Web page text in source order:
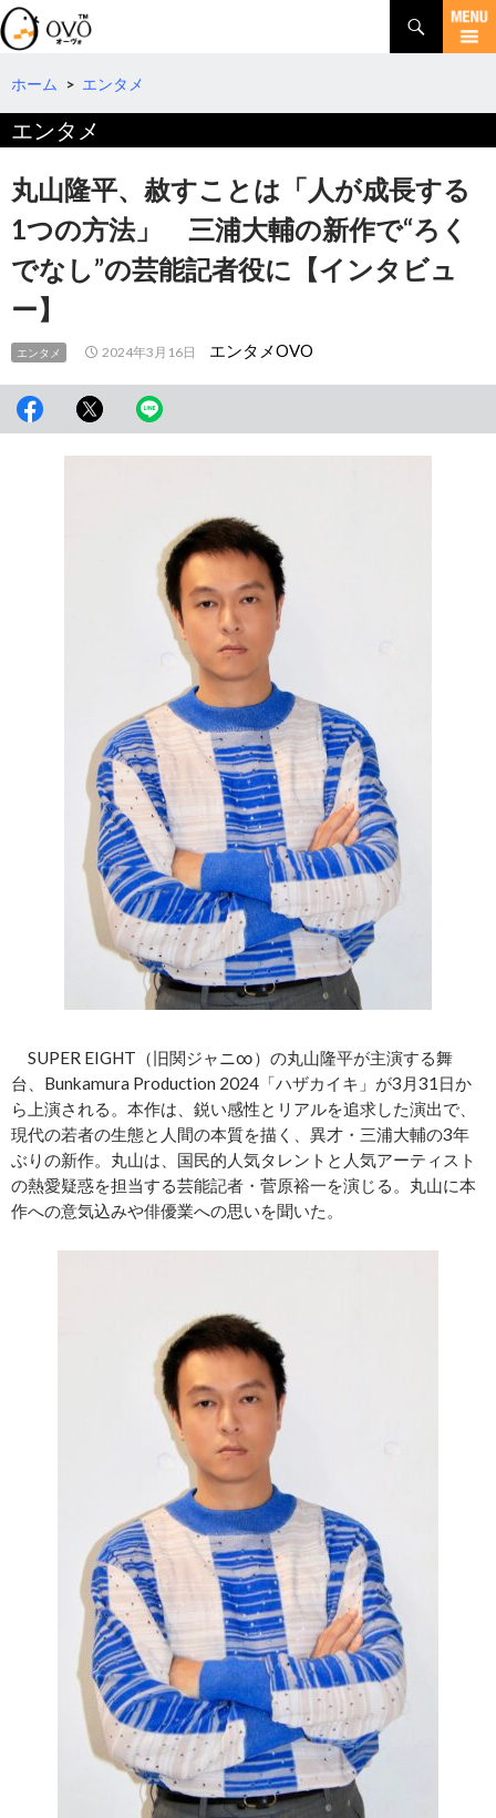
検
索
コ
テ
へ
動
ホーム > エンタメ
エンタメ
丸山隆平、赦すことは「人が成長する
1つの方法」 三浦大輔の新作で“ろく
でなし”の芸能記者役に【インタビュ
ー】
エンタメ 2024年3月16日 エンタメOVO
SUPER EIGHT（旧関ジャニ∞）の丸山隆平が主演する舞
台、Bunkamura Production 2024「ハザカイキ」が3月31日か
ら上演される。本作は、鋭い感性とリアルを追求した演出で、
現代の若者の生態と人間の本質を描く、異才・三浦大輔の3年
ぶりの新作。丸山は、国民的人気タレントと人気アーティスト
の熱愛疑惑を担当する芸能記者・菅原裕一を演じる。丸山に本
作への意気込みや俳優業への思いを聞いた。